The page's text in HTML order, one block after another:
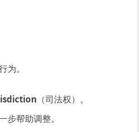
为。
（司法权）。
帮助调整。